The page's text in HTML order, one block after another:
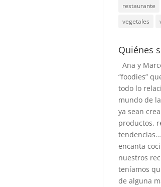
restaurante
vegetales
Quiénes
Ana y
“foodies”
todo lo
mundo de
ya sean
productos,
encanta
nuestros
teníamos
de alguna